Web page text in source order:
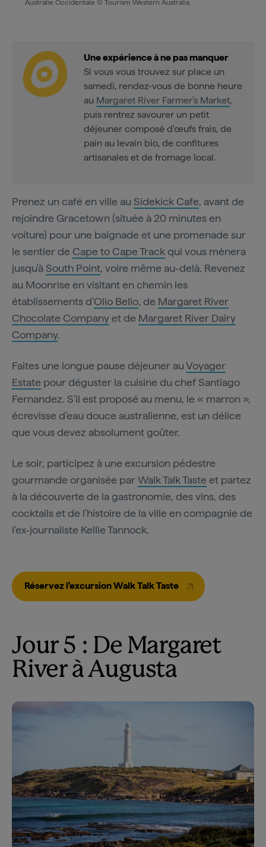
Australie Occidentale © Tourism Western Australia
Une expérience à ne pas manquer
Si vous vous trouvez sur place un
samedi, rendez-vous de bonne heure
au Margaret River Farmer's Market,
puis rentrez savourer un petit
déjeuner composé d'œufs frais, de
pain au levain bio, de confitures
artisanales et de fromage local.
Prenez un café en ville au Sidekick Cafe, avant de
rejoindre Gracetown (située à 20 minutes en
voiture) pour une baignade et une promenade sur
le sentier de Cape to Cape Trackqui vous mènera
jusqu'àSouth Point, voire même au-delà. Revenez
au Moonrise en visitant en chemin les
établissements d'Olio Bello, de Margaret River
Chocolate Companyet de Margaret River Dairy
Company.
Faites une longue pause déjeuner auVoyager
Estate pour déguster la cuisine du chef Santiago
Fernandez. S'il est proposé au menu, le « marron »,
écrevisse d'eau douce australienne, est un délice
que vous devez absolument goûter.
Le soir, participez à une excursion pédestre
gourmande organisée parWalk Talk Taste et partez
à la découverte de la gastronomie, des vins, des
cocktails et de l'histoire de la ville en compagnie de
l'ex-journaliste Kellie Tannock.
Réservez l'excursion Walk Talk Taste
Jour 5 : De Margaret
River à Augusta